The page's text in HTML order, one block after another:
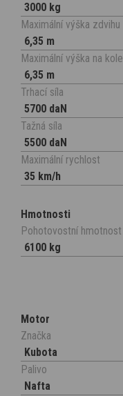
3000 kg
Maximální výška zdvihu
6,35 m
Maximální výška na
6,35 m
Trhací síla
5700 daN
Tažná síla
5500 daN
Maximální rychlost
35 km/h
Hmotnosti
Pohotovostní hmotnost
6100 kg
Motor
Značka
Kubota
Palivo
Nafta